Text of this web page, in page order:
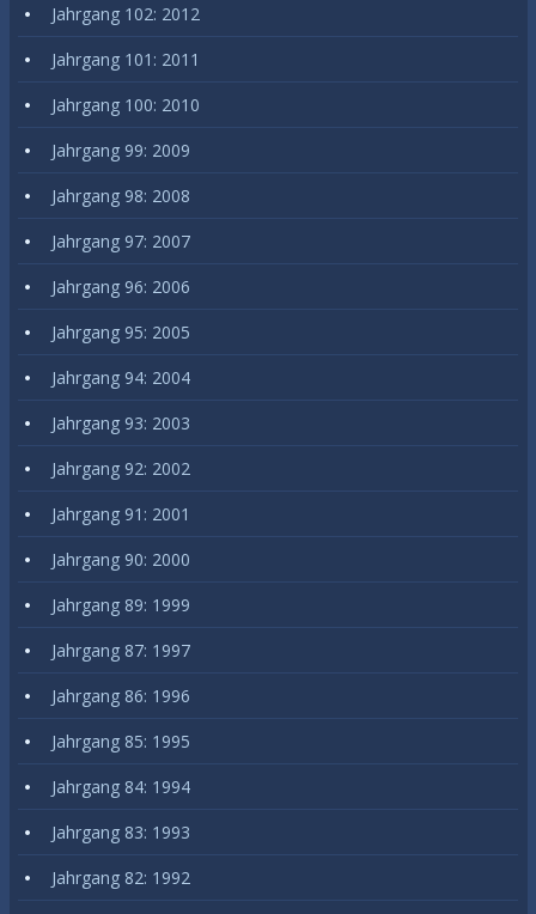
Jahrgang 102: 2012
Jahrgang 101: 2011
Jahrgang 100: 2010
Jahrgang 99: 2009
Jahrgang 98: 2008
Jahrgang 97: 2007
Jahrgang 96: 2006
Jahrgang 95: 2005
Jahrgang 94: 2004
Jahrgang 93: 2003
Jahrgang 92: 2002
Jahrgang 91: 2001
Jahrgang 90: 2000
Jahrgang 89: 1999
Jahrgang 87: 1997
Jahrgang 86: 1996
Jahrgang 85: 1995
Jahrgang 84: 1994
Jahrgang 83: 1993
Jahrgang 82: 1992